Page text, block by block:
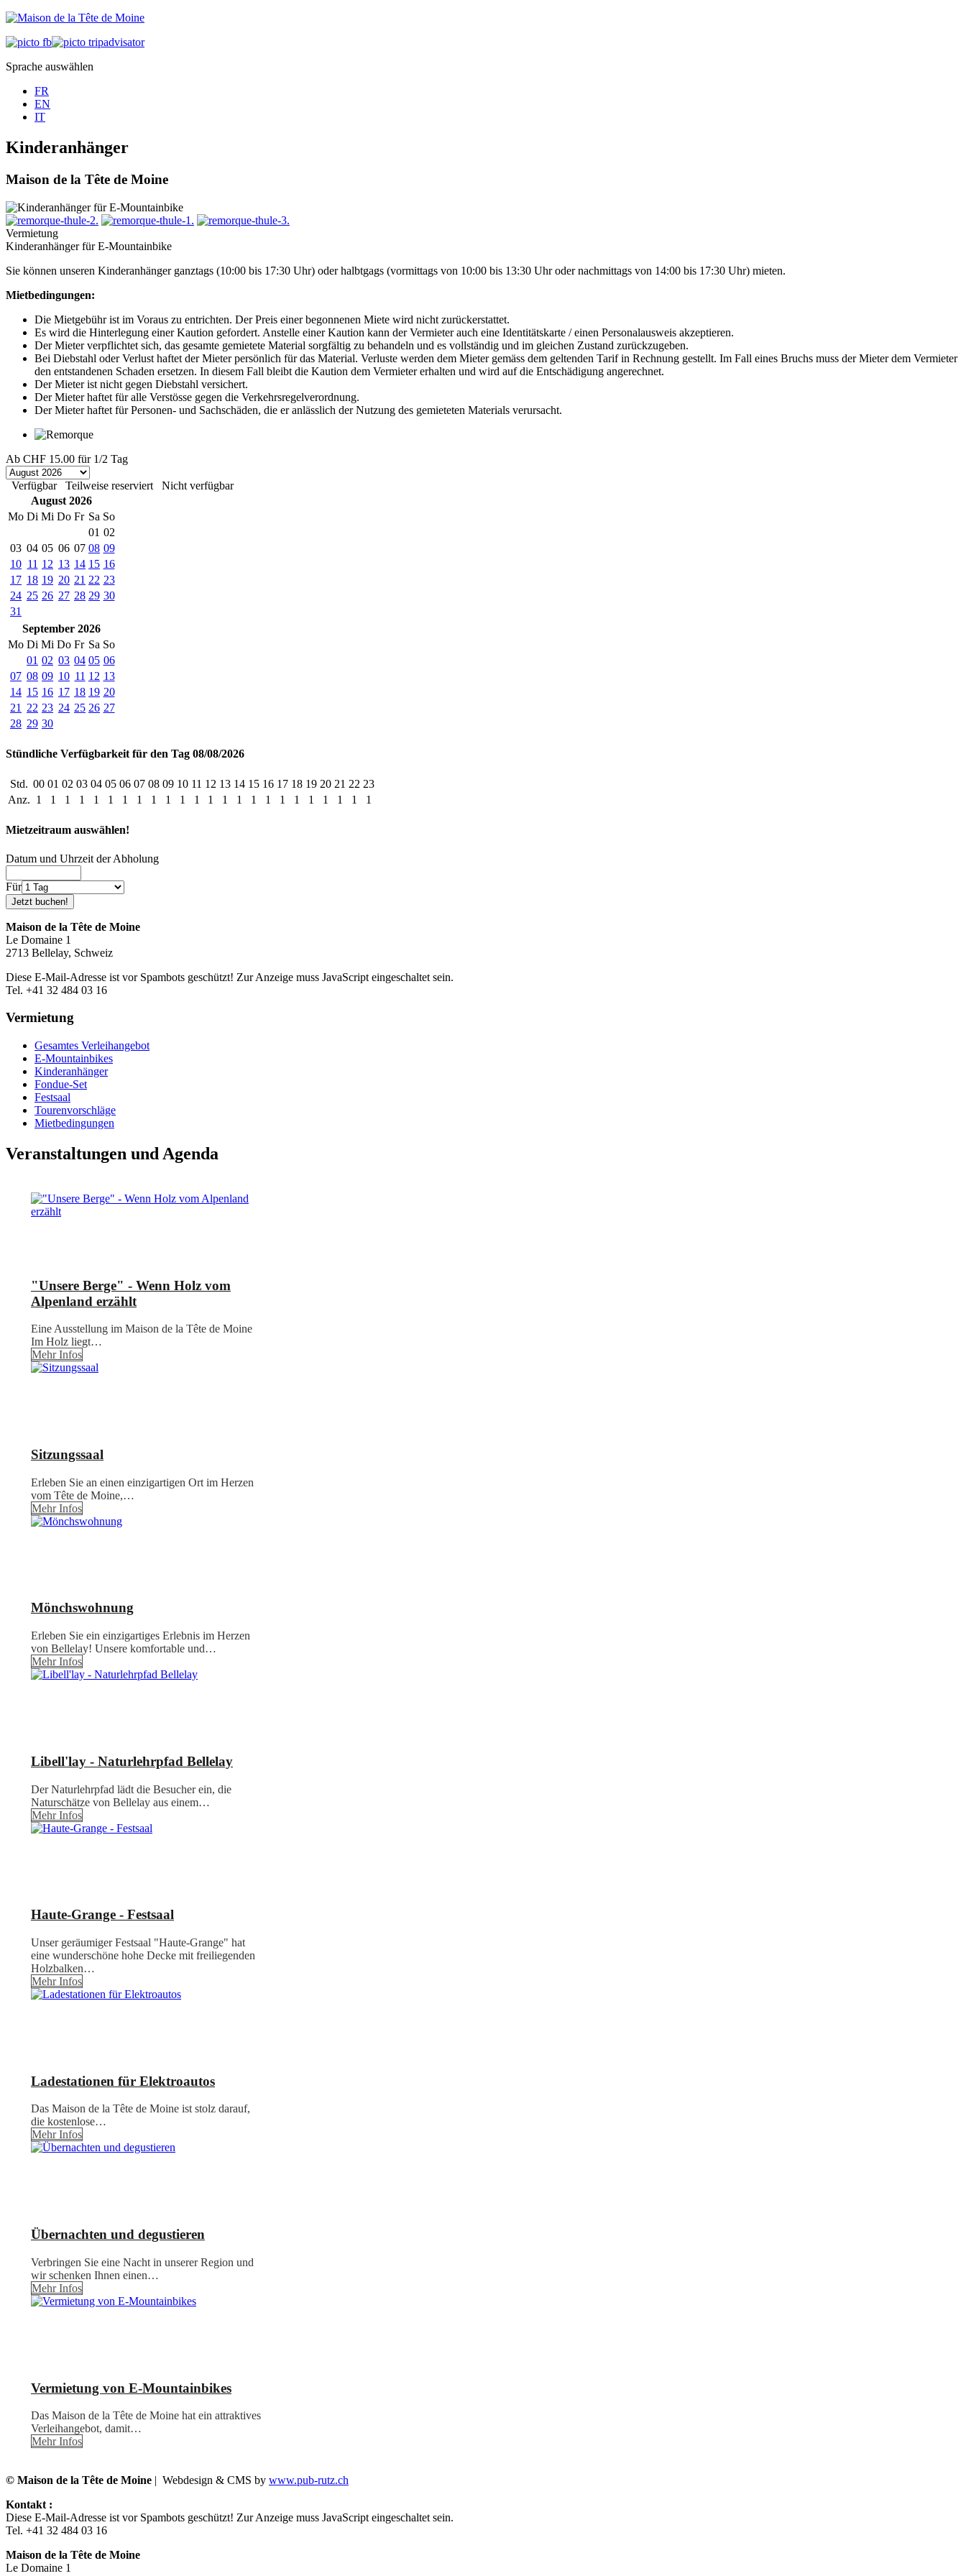
Sprache auswählen
FR
EN
IT
Kinderanhänger
Maison de la Tête de Moine
Vermietung
Kinderanhänger für E-Mountainbike
Sie können unseren Kinderanhänger ganztags (10:00 bis 17:30 Uhr) oder halbtgags (vormittags von 10:00 bis 13:30 Uhr oder nachmittags von 14:00 bis 17:30 Uhr) mieten.
Mietbedingungen:
Die Mietgebühr ist im Voraus zu entrichten. Der Preis einer begonnenen Miete wird nicht zurückerstattet.
Es wird die Hinterlegung einer Kaution gefordert. Anstelle einer Kaution kann der Vermieter auch eine Identitätskarte / einen Personalausweis akzeptieren.
Der Mieter verpflichtet sich, das gesamte gemietete Material sorgfältig zu behandeln und es vollständig und im gleichen Zustand zurückzugeben.
Bei Diebstahl oder Verlust haftet der Mieter persönlich für das Material. Verluste werden dem Mieter gemäss dem geltenden Tarif in Rechnung gestellt. Im Fall eines Bruchs muss der Mieter dem Vermieter
den entstandenen Schaden ersetzen. In diesem Fall bleibt die Kaution dem Vermieter erhalten und wird auf die Entschädigung angerechnet.
Der Mieter ist nicht gegen Diebstahl versichert.
Der Mieter haftet für alle Verstösse gegen die Verkehrsregelverordnung.
Der Mieter haftet für Personen- und Sachschäden, die er anlässlich der Nutzung des gemieteten Materials verursacht.
Ab CHF 15.00 für 1/2 Tag
Verfügbar Teilweise reserviert
Nicht verfügbar
August 2026
Mo Di Mi Do Fr Sa So
01 02
03 04 05 06 07 08 09
10 11 12 13 14 15 16
17 18 19 20 21 22 23
24 25 26 27 28 29 30
31
September 2026
Mo Di Mi Do Fr Sa So
01 02 03 04 05 06
07 08 09 10 11 12 13
14 15 16 17 18 19 20
21
22 23 24 25 26 27
28 29 30
Stündliche Verfügbarkeit für den Tag 08/08/2026
Std. 00 01 02 03 04 05 06 07 08 09 10 11 12 13 14 15 16 17 18 19 20 21 22 23
Anz. 1 1 1 1 1 1 1 1 1 1 1 1 1 1 1 1 1 1 1 1 1 1 1 1
Mietzeitraum auswählen!
Datum und Uhrzeit der Abholung
Für
Maison de la Tête de Moine
Le Domaine 1
2713 Bellelay, Schweiz
Diese E-Mail-Adresse ist vor Spambots geschützt! Zur Anzeige muss JavaScript eingeschaltet sein.
Tel. +41 32 484 03 16
Vermietung
Gesamtes Verleihangebot
E-Mountainbikes
Kinderanhänger
Fondue-Set
Festsaal
Tourenvorschläge
Mietbedingungen
Veranstaltungen und Agenda
"Unsere Berge" - Wenn Holz vom
Alpenland erzählt
Eine Ausstellung im Maison de la Tête de Moine
Im Holz liegt…
Mehr Infos
Sitzungssaal
Erleben Sie an einen einzigartigen Ort im Herzen
vom Tête de Moine,…
Mehr Infos
Mönchswohnung
Erleben Sie ein einzigartiges Erlebnis im Herzen
von Bellelay! Unsere komfortable und…
Mehr Infos
Libell'lay - Naturlehrpfad Bellelay
Der Naturlehrpfad lädt die Besucher ein, die
Naturschätze von Bellelay aus einem…
Mehr Infos
Haute-Grange - Festsaal
Unser geräumiger Festsaal "Haute-Grange" hat
eine wunderschöne hohe Decke mit freiliegenden
Holzbalken…
Mehr Infos
Ladestationen für Elektroautos
Das Maison de la Tête de Moine ist stolz darauf,
die kostenlose…
Mehr Infos
Übernachten und degustieren
Verbringen Sie eine Nacht in unserer Region und
wir schenken Ihnen einen…
Mehr Infos
Vermietung von E-Mountainbikes
Das Maison de la Tête de Moine hat ein attraktives
Verleihangebot, damit…
Mehr Infos
© Maison de la Tête de Moine | Webdesign & CMS by www.pub-rutz.ch
Kontakt :
Diese E-Mail-Adresse ist vor Spambots geschützt! Zur Anzeige muss JavaScript eingeschaltet sein.
Tel. +41 32 484 03 16
Maison de la Tête de Moine
Le Domaine 1